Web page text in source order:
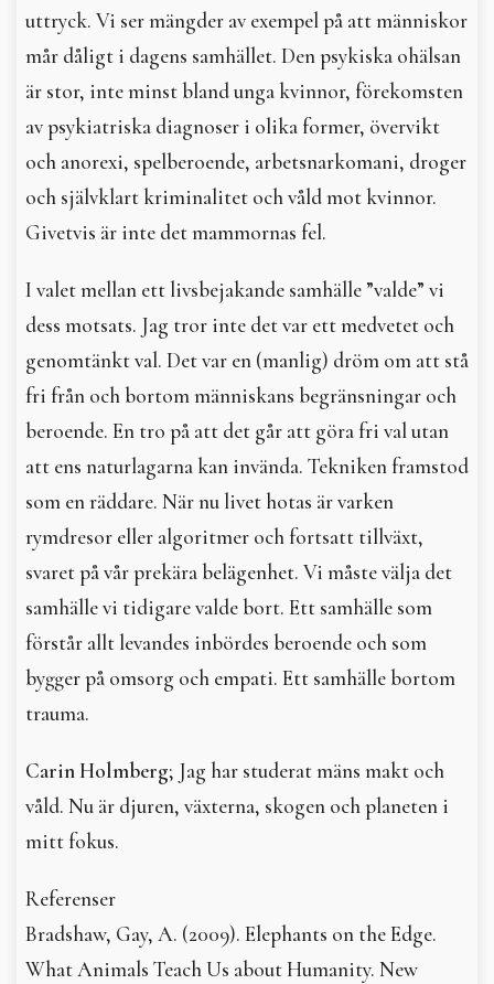
uttryck. Vi ser mängder av exempel på att människor
mår dåligt i dagens samhället. Den psykiska ohälsan
är stor, inte minst bland unga kvinnor, förekomsten
av psykiatriska diagnoser i olika former, övervikt
och anorexi, spelberoende, arbetsnarkomani, droger
och självklart kriminalitet och våld mot kvinnor.
Givetvis är inte det mammornas fel.
I valet mellan ett livsbejakande samhälle ”valde” vi
dess motsats. Jag tror inte det var ett medvetet och
genomtänkt val. Det var en (manlig) dröm om att stå
fri från och bortom människans begränsningar och
beroende. En tro på att det går att göra fri val utan
att ens naturlagarna kan invända. Tekniken framstod
som en räddare. När nu livet hotas är varken
rymdresor eller algoritmer och fortsatt tillväxt,
svaret på vår prekära belägenhet. Vi måste välja det
samhälle vi tidigare valde bort. Ett samhälle som
förstår allt levandes inbördes beroende och som
bygger på omsorg och empati. Ett samhälle bortom
trauma.
Carin Holmberg; Jag har studerat mäns makt och
våld. Nu är djuren, växterna, skogen och planeten i
mitt fokus.
Referenser
Bradshaw, Gay, A. (2009). Elephants on the Edge.
What Animals Teach Us about Humanity. New